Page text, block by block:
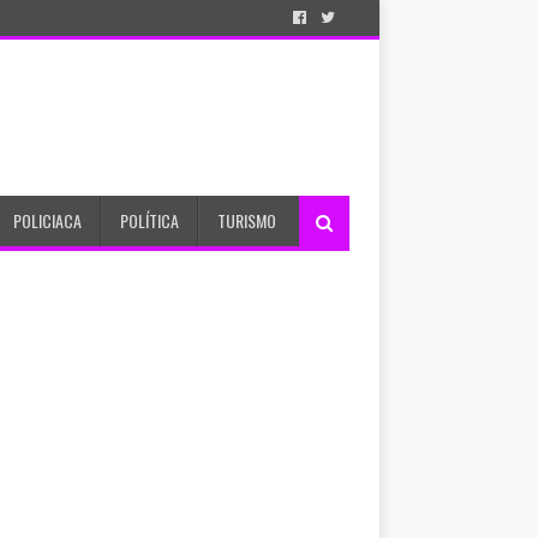
POLICIACA POLÍTICA TURISMO